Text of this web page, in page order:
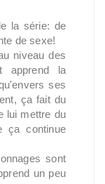
la série: de
de sexe!
niveau des
apprend la
ses
ça fait du
lui mettre du
ça continue
sont
un peu